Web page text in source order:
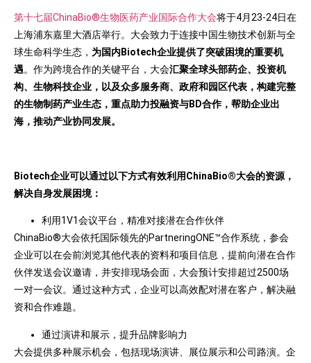
第十七届ChinaBio®生物医药产业国际合作大会将于4月23-24日在
上海浦东嘉里大酒店举行。大会致力于连接中国生物技术创新与全
球生命科学生态， 为国内Biotech企业提供了突破困境的重要机
遇。作为跨境合作的关键平台，大会汇聚全球头部药企、投资机
构、生物科技企业，以及众多服务商、政府和园区代表，构建完整
的生物制药产业生态，重点助力投融资与BD合作，帮助企业出
海，推动产业协同发展。
Biotech企业可以通过以下方式有效利用ChinaBio®大会的资源，
解决自身发展困境：
利用1V1会议平台，精准对接潜在合作伙伴
ChinaBio®大会依托国际领先的PartneringONE™合作系统，参会
企业可以在会前浏览其他代表的资料和项目信息，提前向潜在合作
伙伴发送会议邀请，并安排现场会面，大会预计安排超过2500场
一对一会议。通过这种方式，企业可以高效配对潜在客户，解决融
资和合作难题。
通过演讲和展示，提升品牌影响力
大会提供多种展示机会，包括现场演讲、展位展示和公司路演。企